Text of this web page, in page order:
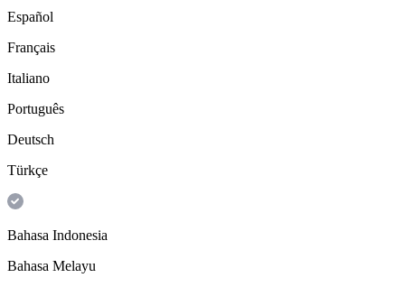
Español
Français
Italiano
Português
Deutsch
Türkçe
Bahasa Indonesia
Bahasa Melayu